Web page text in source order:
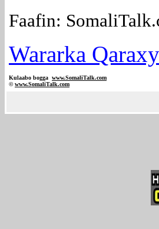
Faafin:
Wararka
Kulaabo bogga www.SomaliTalk.com
©www.SomaliTalk.com